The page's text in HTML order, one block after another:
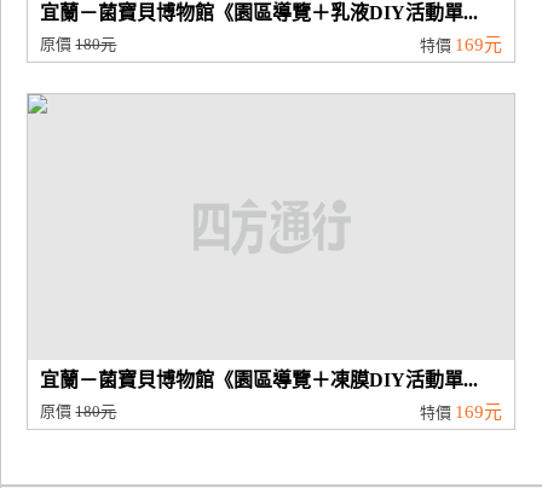
宜蘭－菌寶貝博物館《園區導覽＋乳液DIY活動單...
原價180元 特價 169元
宜蘭－菌寶貝博物館《園區導覽＋凍膜DIY活動單...
原價180元 特價 169元